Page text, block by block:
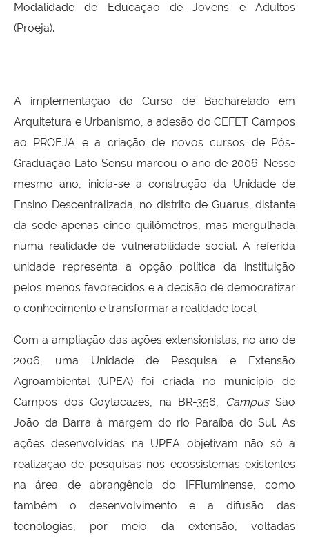
Modalidade de Educação de Jovens e Adultos
(Proeja).
A implementação do Curso de Bacharelado em
Arquitetura e Urbanismo, a adesão do CEFET Campos
ao PROEJA e a criação de novos cursos de Pós-
Graduação Lato Sensu marcou o ano de 2006. Nesse
mesmo ano, inicia-se a construção da Unidade de
Ensino Descentralizada, no distrito de Guarus, distante
da sede apenas cinco quilômetros, mas mergulhada
numa realidade de vulnerabilidade social. A referida
unidade representa a opção política da instituição
pelos menos favorecidos e a decisão de democratizar
o conhecimento e transformar a realidade local.
Com a ampliação das ações extensionistas, no ano de
2006, uma Unidade de Pesquisa e Extensão
Agroambiental (UPEA) foi criada no município de
Campos dos Goytacazes, na BR-356,
CampusSão
João da Barra à margem do rio Paraíba do Sul. As
ações desenvolvidas na UPEA objetivam não só a
realização de pesquisas nos ecossistemas existentes
na área de abrangência do IFFluminense, como
também o desenvolvimento e a difusão das
tecnologias, por meio da extensão, voltadas